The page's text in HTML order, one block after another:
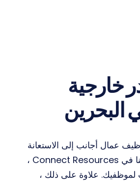
خارجية
البحرين
عمال أجانب إلى الاستعانة
بمصادر خارجية لتأشيرات البحرين لتعزيز نتائجها. هنا في Connect Resources ،
علاوة على ذلك ،